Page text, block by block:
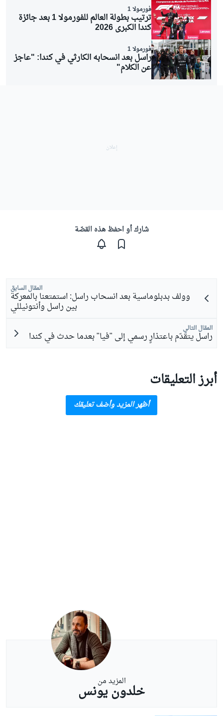
فورمولا 1
ترتيب بطولة العالم للفورمولا 1 بعد جائزة
كندا الكبرى 2026
فورمولا 1
راسل بعد انسحابه الكارثي في كندا: "عاجز
عن الكلام"
شارك أو احفظ هذه القصّة
المقال السابق
وولف بدبلوماسية بعد انسحاب راسل: استمتعنا بالمعركة
بين راسل وأنتونيللي
المقال التالي
راسل يتقدّم باعتذارٍ رسمي إلى "فيا" بعدما حدث في كندا
أبرز التعليقات
أظهر المزيد وأضف تعليقك
المزيد من
خلدون يونس